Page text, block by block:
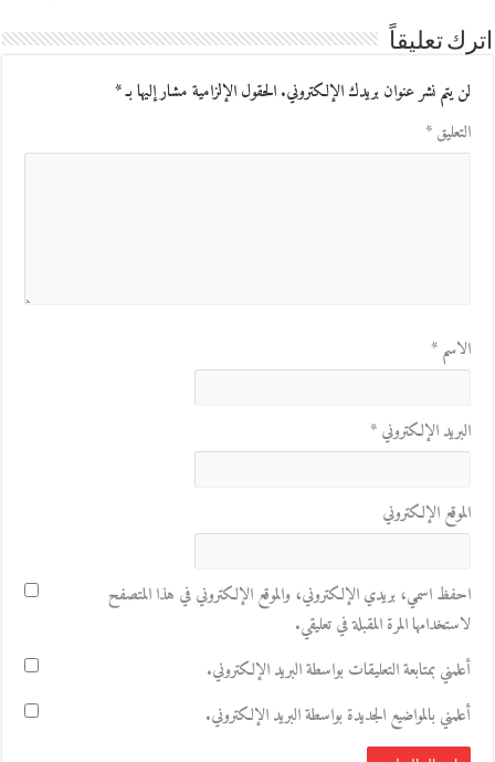
اترك تعليقاً
لن يتم نشر عنوان بريدك الإلكتروني.الحقول الإلزامية مشار إليها بـ*
التعليق*
الاسم*
البريد الإلكتروني*
الموقع الإلكتروني
احفظ اسمي، بريدي الإلكتروني، والموقع الإلكتروني في هذا المتصفح
لاستخدامها المرة المقبلة في تعليقي.
أعلمني بمتابعة التعليقات بواسطة البريد الإلكتروني.
أعلمني بالمواضيع الجديدة بواسطة البريد الإلكتروني.